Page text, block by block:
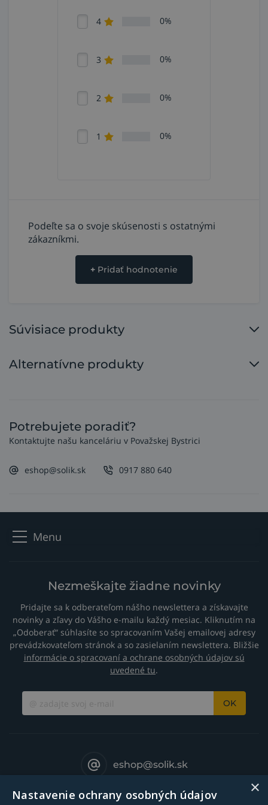
4 0%
3 0%
2 0%
1 0%
Podeľte sa o svoje skúsenosti s ostatnými
zákazníkmi.
+ Pridať hodnotenie
Súvisiace produkty
Alternatívne produkty
Potrebujete poradiť?
Kontaktujte našu kanceláriu v Považskej Bystrici
eshop@solik.sk 0917 880 640
Menu
Nezmeškajte žiadne novinky
Pridajte sa k odberateľom nášho newslettera a získavajte
novinky a zľavy do Vášho e-mailu každý mesiac. Kliknutím na
„Odoberať“ súhlasíte so spracovaním Vašej emailovej adresy
prevádzkovateľom stránok a so zasielaním newslettera. Bližšie
informácie o spracovaní a ochrane osobných údajov sú
uvedené tu.
OK
eshop@solik.sk
×
Nastavenie ochrany osobných údajov